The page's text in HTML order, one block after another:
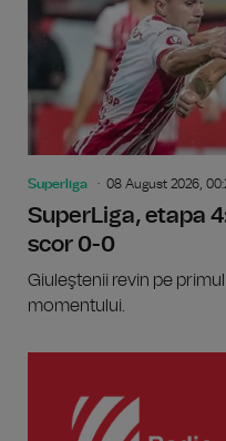
Superliga 08 August 2026,
SuperLiga, etapa
scor 0-0
Giuleştenii revin pe
momentului.